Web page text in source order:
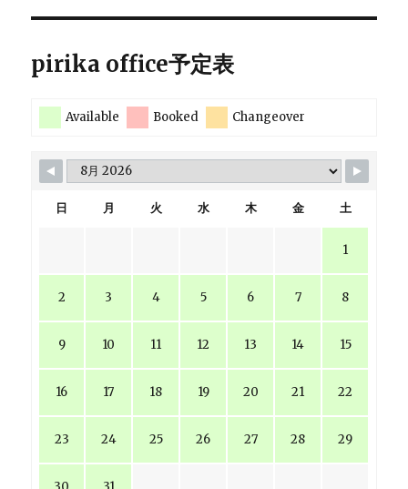
pirika office予定表
Available Booked Changeover
日 月 火 水 木 金 土
1
2 3 4 5 6 7 8
9 10 11 12 13 14 15
16 17 18 19 20 21 22
23 24 25 26 27 28 29